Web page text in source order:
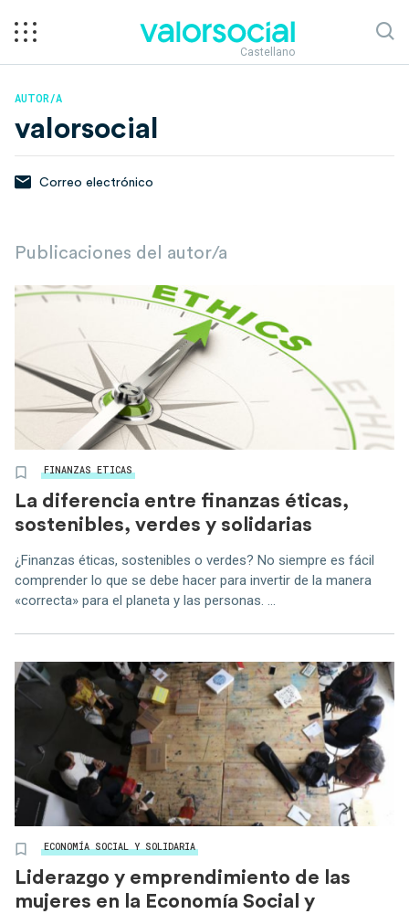
Castellano
AUTOR/A
valorsocial
Correo electrónico
Publicaciones del autor/a
FINANZAS ETICAS
La diferencia entre finanzas éticas,
sostenibles, verdes y solidarias
¿Finanzas éticas, sostenibles o verdes? No siempre es fácil
comprender lo que se debe hacer para invertir de la manera
«correcta» para el planeta y las personas. ...
ECONOMÍA SOCIAL Y SOLIDARIA
Liderazgo y emprendimiento de las
mujeres en la Economía Social y